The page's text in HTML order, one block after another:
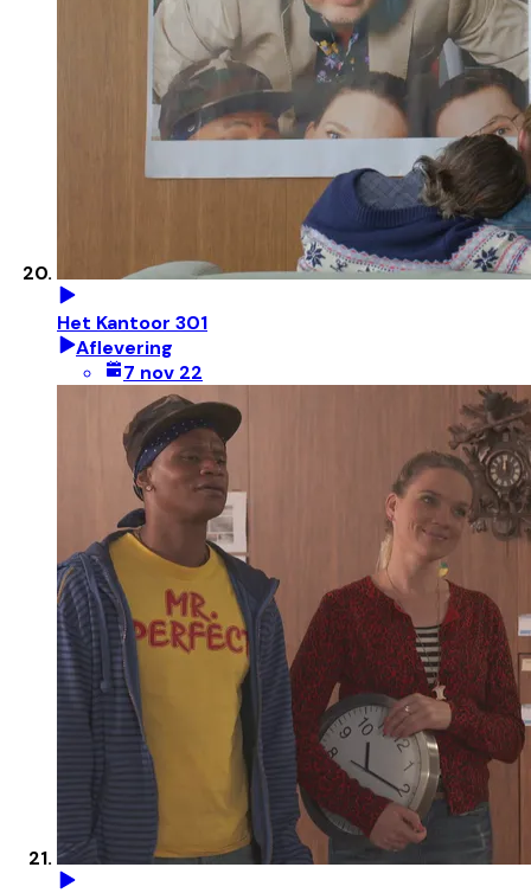
Het Kantoor 301
Aflevering
7 nov 22